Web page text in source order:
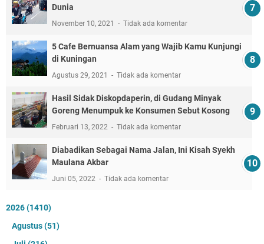
Dunia
November 10, 2021 Tidak ada komentar
5 Cafe Bernuansa Alam yang Wajib Kamu Kunjungi
di Kuningan
Agustus 29, 2021 Tidak ada komentar
Hasil Sidak Diskopdaperin, di Gudang Minyak
Goreng Menumpuk ke Konsumen Sebut Kosong
Februari 13, 2022 Tidak ada komentar
Diabadikan Sebagai Nama Jalan, Ini Kisah Syekh
Maulana Akbar
Juni 05, 2022 Tidak ada komentar
2026(1410)
Agustus(51)